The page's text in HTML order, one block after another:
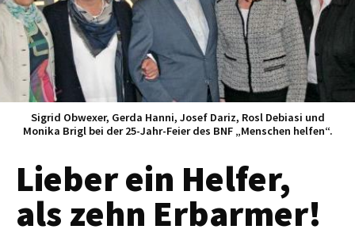
Sigrid Obwexer, Gerda Hanni, Josef Dariz, Rosl Debiasi und
Monika Brigl bei der 25-Jahr-Feier des BNF „Menschen helfen“.
Lieber ein Helfer,
als zehn Erbarmer!